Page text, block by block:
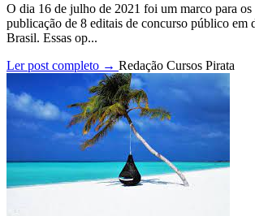
O dia 16 de julho de 2021 foi um marco para os
publicação de 8 editais de concurso público em
Brasil. Essas op...
Ler post completo → Redação Cursos Pirata